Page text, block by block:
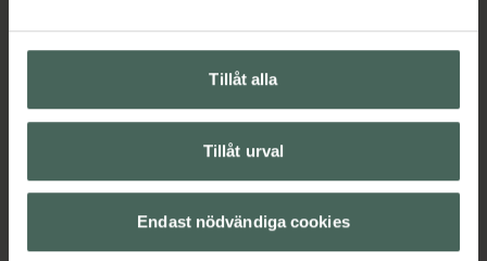
Tillåt alla
Tillåt urval
Endast nödvändiga cookies
Upptäck flera produkter inom
Duschkräm och -olja
Kroppsvård